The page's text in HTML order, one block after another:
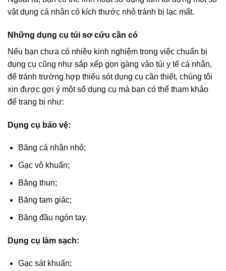
vật dụng cá nhân có kích thước nhỏ tránh bị lạc mất.
Những dụng cụ túi sơ cứu cần có
Nếu bạn chưa có nhiều kinh nghiệm trong việc chuẩn bị
dụng cụ cũng như sắp xếp gọn gàng vào túi y tế cá nhân,
để tránh trường hợp thiếu sót dụng cụ cần thiết, chúng tôi
xin được gợi ý một số dụng cụ mà bạn có thể tham khảo
để trang bị như:
Dụng cụ bảo vệ:
Băng cá nhân nhỏ;
Gạc vô khuẩn;
Băng thun;
Băng tam giác;
Băng đầu ngón tay.
Dụng cụ làm sạch:
Gạc sát khuẩn;